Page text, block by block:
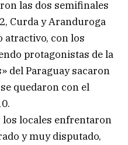
las dos semifinales
Curda y Aranduroga
con los
protagonistas de la
del Paraguay sacaron
quedaron con el
los locales enfrentaron
y muy disputado,